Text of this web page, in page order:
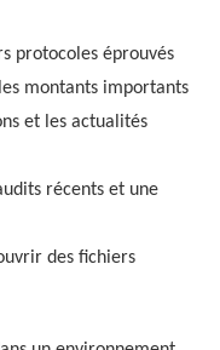
protocoles éprouvés
montants importants
et les actualités
récents et une
des fichiers